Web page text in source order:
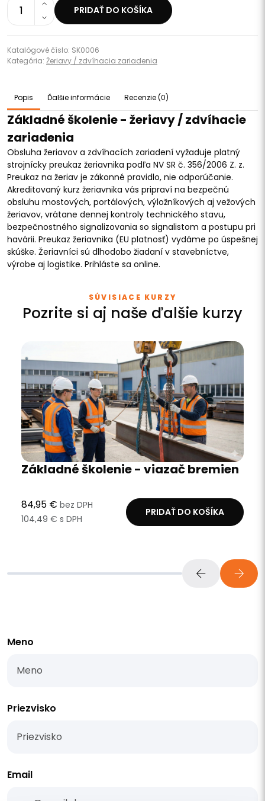
1 PRIDAŤ DO KOŠÍKA
Katalógové číslo: SK0006
Kategória: Žeriavy / zdvíhacia zariadenia
Popis Ďalšie informácie Recenzie (0)
Základné školenie - žeriavy / zdvíhacie
zariadenia
Obsluha žeriavov a zdvíhacích zariadení vyžaduje platný
strojnícky preukaz žeriavnika podľa NV SR č. 356/2006 Z. z.
Preukaz na žeriav je zákonné pravidlo, nie odporúčanie.
Akreditovaný kurz žeriavnika vás pripraví na bezpečnú
obsluhu mostových, portálových, výložníkových aj vežových
žeriavov, vrátane dennej kontroly technického stavu,
bezpečnostného signalizovania so signalistom a postupu pri
havárii. Preukaz žeriavnika (EU platnosť) vydáme po úspešnej
skúške. Žeriavníci sú dlhodobo žiadaní v stavebníctve,
výrobe aj logistike. Prihláste sa online.
SÚVISIACE KURZY
Pozrite si aj naše ďalšie kurzy
Základné školenie - viazač bremien
84,95 € bez DPH
104,49 € s DPH
PRIDAŤ DO KOŠÍKA
Meno
Priezvisko
Email